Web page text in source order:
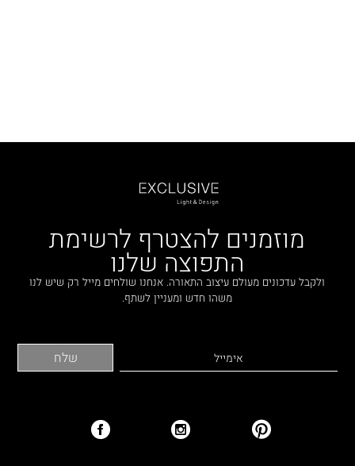
מוזמנים להצטרף לרשימת
התפוצה שלנו
ולקבל עדכונים מעולם עיצוב התאורה. אנחנו שולחים מייל רק שיש לנו
משהו חדש ומעניין לשתף.